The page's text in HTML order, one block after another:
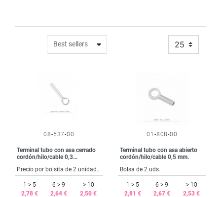
25
08-537-00
Terminal tubo con asa cerrado
cordón/hilo/cable 0,3...
Precio por bolsita de 2 unidades.
1 > 5
2,78 €
6 > 9
2,64 €
> 10
2,50 €
01-808-00
Terminal tubo con asa abierto
cordón/hilo/cable 0,5 mm.
Bolsa de 2 uds.
1 > 5
2,81 €
6 > 9
2,67 €
> 10
2,53 €